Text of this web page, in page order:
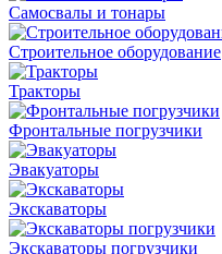
Самосвалы и тонары
Строительное оборудование
Тракторы
Фронтальные погрузчики
Эвакуаторы
Экскаваторы
Экскаваторы погрузчики